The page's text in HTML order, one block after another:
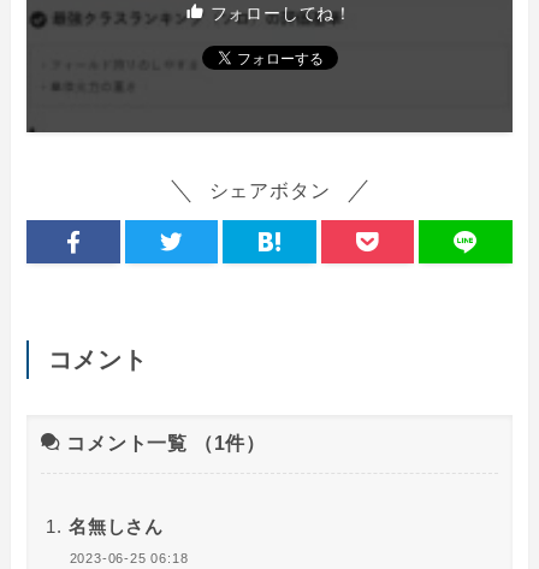
フォローしてね！
シェアボタン
コメント
コメント一覧 （1件）
名無しさん
2023-06-25 06:18